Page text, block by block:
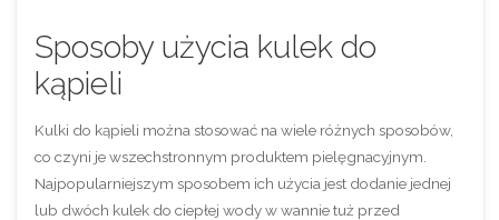
Sposoby użycia kulek do
kąpieli
Kulki do kąpieli można stosować na wiele różnych sposobów,
co czyni je wszechstronnym produktem pielęgnacyjnym.
Najpopularniejszym sposobem ich użycia jest dodanie jednej
lub dwóch kulek do ciepłej wody w wannie tuż przed